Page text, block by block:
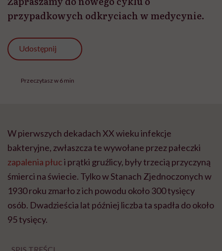
przypadkowych odkryciach w medycynie.
Udostępnij
Przeczytasz w 6 min
W pierwszych dekadach XX wieku infekcje
bakteryjne, zwłaszcza te wywołane przez pałeczki
zapalenia płuci prątki gruźlicy, były trzecią przyczyną
śmierci na świecie. Tylko w Stanach Zjednoczonych w
1930 roku zmarło z ich powodu około 300 tysięcy
osób. Dwadzieścia lat później liczba ta spadła do około
95 tysięcy.